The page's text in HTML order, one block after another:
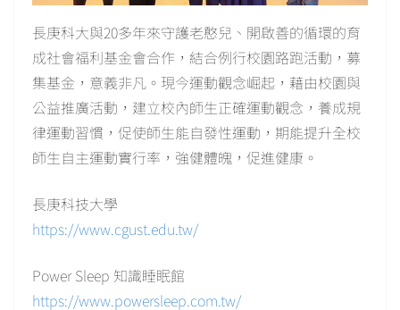
長庚科大與20多年來守護老憨兒、開啟善的循環的育
成社會福利基金會合作，結合例行校園路跑活動，募
集基金，意義非凡。現今運動觀念崛起，藉由校園與
公益推廣活動，建立校內師生正確運動觀念，養成規
律運動習慣，促使師生能自發性運動，期能提升全校
師生自主運動實行率，強健體魄，促進健康。
長庚科技大學
https://www.cgust.edu.tw/
Power Sleep 知識睡眠館
https://www.powersleep.com.tw/